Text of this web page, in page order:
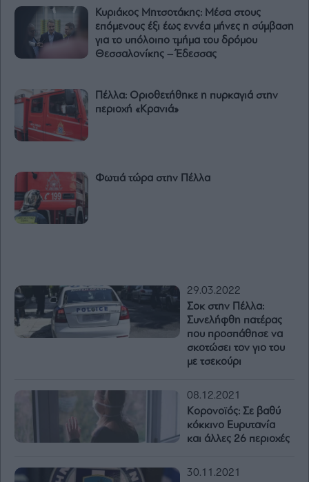
Κυριάκος Μητσοτάκης: Μέσα στους
επόμενους έξι έως εννέα μήνες η σύμβαση
για το υπόλοιπο τμήμα του δρόμου
Θεσσαλονίκης – Έδεσσας
Πέλλα: Οριοθετήθηκε η πυρκαγιά στην
περιοχή «Κρανιά»
Φωτιά τώρα στην Πέλλα
29.03.2022
Σοκ στην Πέλλα:
Συνελήφθη πατέρας
που προσπάθησε να
σκοτώσει τον γιο του
με τσεκούρι
08.12.2021
Κορονοϊός: Σε βαθύ
κόκκινο Ευρυτανία
και άλλες 26 περιοχές
30.11.2021